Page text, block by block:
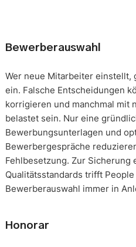
Bewerberauswahl
Wer neue Mitarbeiter einstellt,
ein. Falsche Entscheidungen
korrigieren und manchmal mit
belastet sein. Nur eine
Bewerbungsunterlagen und
Bewerbergespräche
Fehlbesetzung. Zur Sicherung
Qualitätsstandards trifft
Bewerberauswahl immer in
Honorar